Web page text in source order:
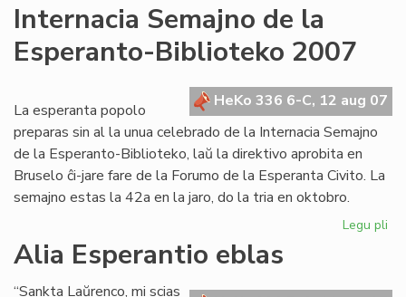
Internacia Semajno de la
Esperanto-Biblioteko 2007
HeKo 336 6-C, 12 aug 07
La esperanta popolo
preparas sin al la unua celebrado de la Internacia Semajno
de la Esperanto-Biblioteko, laŭ la direktivo aprobita en
Bruselo ĉi-jare fare de la Forumo de la Esperanta Civito. La
semajno estas la 42a en la jaro, do la tria en oktobro.
Legu pli
Alia Esperantio eblas
“Sankta Laŭrenco, mi scias